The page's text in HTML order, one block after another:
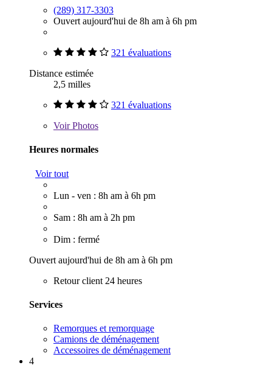
(289) 317-3303
Ouvert aujourd'hui de 8h am à 6h pm
321 évaluations
Distance estimée
2,5 milles
321 évaluations
VoirPhotos
Heures normales
Voir tout
Lun - ven : 8h am à 6h pm
Sam : 8h am à 2h pm
Dim : fermé
Ouvert aujourd'hui de 8h am à 6h pm
Retour client 24 heures
Services
Remorques et remorquage
Camions de déménagement
Accessoires de déménagement
4